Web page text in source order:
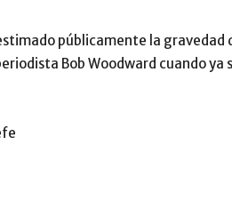
públicamente la gravedad
Bob Woodward cuando ya